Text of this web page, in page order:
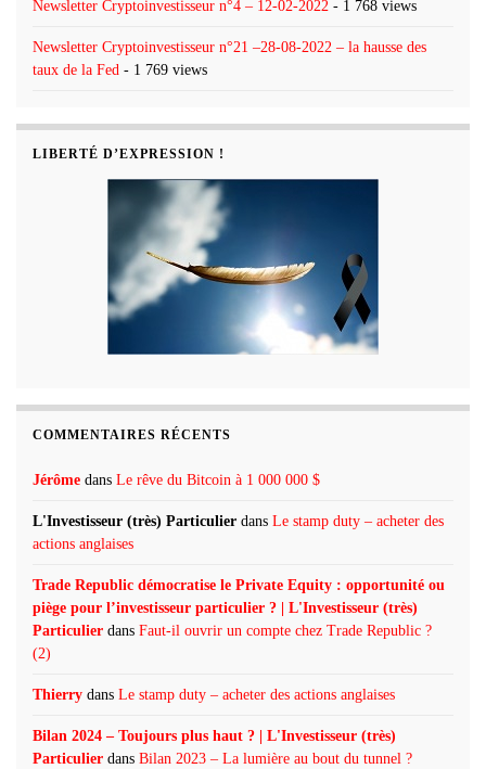
Newsletter Cryptoinvestisseur n°4 – 12-02-2022 - 1 768 views
Newsletter Cryptoinvestisseur n°21 –28-08-2022 – la hausse des
taux de la Fed - 1 769 views
LIBERTÉ D’EXPRESSION !
COMMENTAIRES RÉCENTS
Jérôme dans Le rêve du Bitcoin à 1 000 000 $
L'Investisseur (très) Particulier dans Le stamp duty – acheter des
actions anglaises
Trade Republic démocratise le Private Equity : opportunité ou
piège pour l’investisseur particulier ? | L'Investisseur (très)
Particulier dans Faut-il ouvrir un compte chez Trade Republic ?
(2)
Thierry dans Le stamp duty – acheter des actions anglaises
Bilan 2024 – Toujours plus haut ? | L'Investisseur (très)
Particulier dans Bilan 2023 – La lumière au bout du tunnel ?